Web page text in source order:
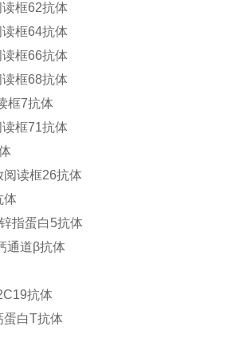
框62抗体
框64抗体
框66抗体
框68抗体
框7抗体
框71抗体
读框26抗体
体
指蛋白5抗体
通道β抗体
抗体
白T抗体